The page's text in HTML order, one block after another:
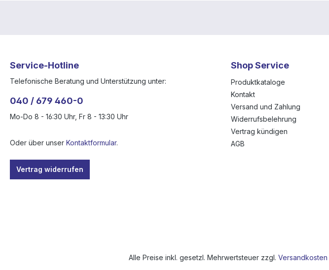
Service-Hotline
Telefonische Beratung und Unterstützung unter:
040 / 679 460-0
Mo-Do 8 - 16:30 Uhr, Fr 8 - 13:30 Uhr
Oder über unser Kontaktformular.
Vertrag widerrufen
Shop Service
Produktkataloge
Kontakt
Versand und Zahlung
Widerrufsbelehrung
Vertrag kündigen
AGB
Alle Preise inkl. gesetzl. Mehrwertsteuer zzgl. Versandkosten